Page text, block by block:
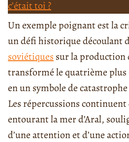
c’était toi ?
Un exemple poignant est la
un défi historique découlant
soviétiques sur la production
transformé le quatrième plus
en un symbole de
Les répercussions
entourant la mer d’Aral,
d’une attention et d’une